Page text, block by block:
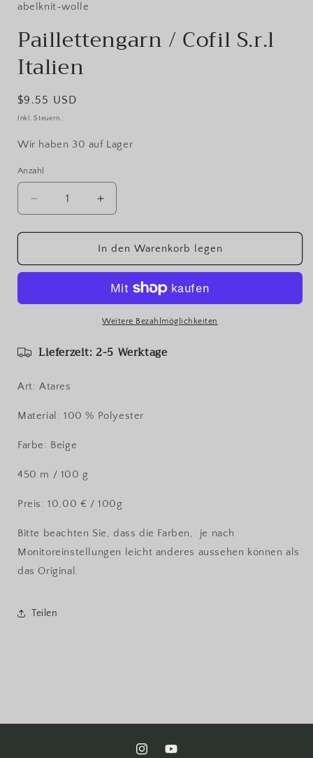
abelknit-wolle
Paillettengarn / Cofil S.r.l
Italien
Normaler
Preis
$9.55 USD
Inkl. Steuern.
Wir haben 30 auf Lager
Anzahl
Verringere
die
Menge
Paillettengarn
S.r.l
Erhöhe
die
Menge
für
Paillettengarn
Cofil
S.r.l
Italien
In den Warenkorb legen
Weitere Bezahlmöglichkeiten
Lieferzeit: 2-5 Werktage
Art: Atares
Material: 100 % Polyester
Farbe: Beige
450 m / 100 g
Preis: 10,00 € / 100g
Bitte beachten Sie, dass die Farben,
je nach
Monitoreinstellungen leicht anderes aussehen können als
das Original.
Teilen